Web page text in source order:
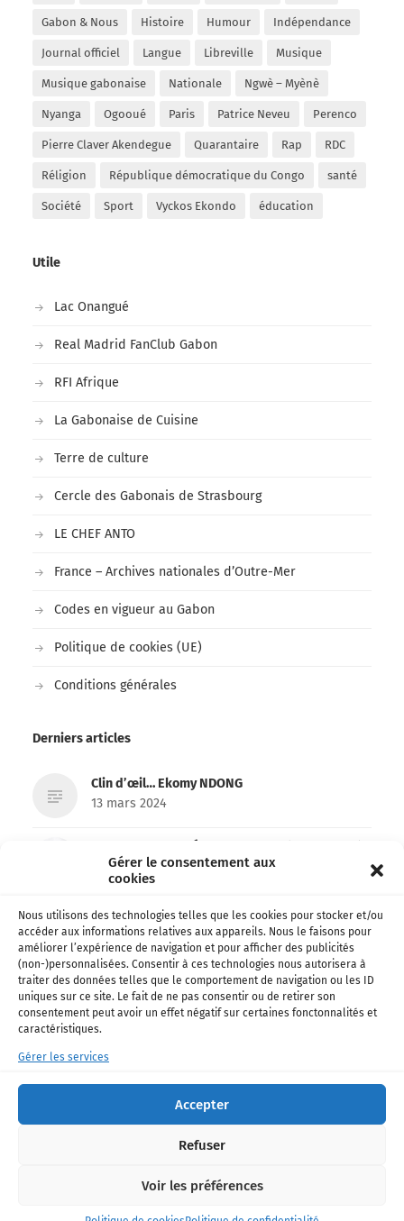
Gérer le consentement aux
cookies
Nous utilisons des technologies telles que les cookies pour stocker et/ou
accéder aux informations relatives aux appareils. Nous le faisons pour
améliorer l’expérience de navigation et pour afficher des publicités
(non-)personnalisées. Consentir à ces technologies nous autorisera à
traiter des données telles que le comportement de navigation ou les ID
uniques sur ce site. Le fait de ne pas consentir ou de retirer son
consentement peut avoir un effet négatif sur certaines fonctonnalités et
caractéristiques.
Gérer les services
Accepter
Refuser
Voir les préférences
Gabon & Nous Histoire Humour Indépendance
Journal officiel Langue Libreville Musique
Musique gabonaise Nationale Ngwè – Myènè
Nyanga Ogooué Paris Patrice Neveu Perenco
Pierre Claver Akendegue Quarantaire Rap RDC
Réligion République démocratique du Congo santé
Société Sport Vyckos Ekondo éducation
Utile
Lac Onangué
Real Madrid FanClub Gabon
RFI Afrique
La Gabonaise de Cuisine
Terre de culture
Cercle des Gabonais de Strasbourg
LE CHEF ANTO
France – Archives nationales d’Outre-Mer
Codes en vigueur au Gabon
Politique de cookies (UE)
Conditions générales
Derniers articles
Clin d’œil… Ekomy NDONG
13 mars 2024
13 mars 2024
Grandes marées d’équinoxe
12 mars 2024
Hymne national du Gabon
10 mars 2024
10 mars 2024
Quelques mots sur la Gabon de 1978 vue d’un
Archives 1978 – Le Gabon des français